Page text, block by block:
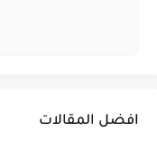
افضل المقالات